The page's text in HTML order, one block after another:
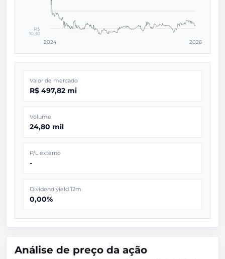
R$
10,30
2024 2026
Valor de mercado
R$ 497,82 mi
Volume
24,80 mil
P/L externo
-
Dividend yield 12m
0,00%
Análise de preço da ação